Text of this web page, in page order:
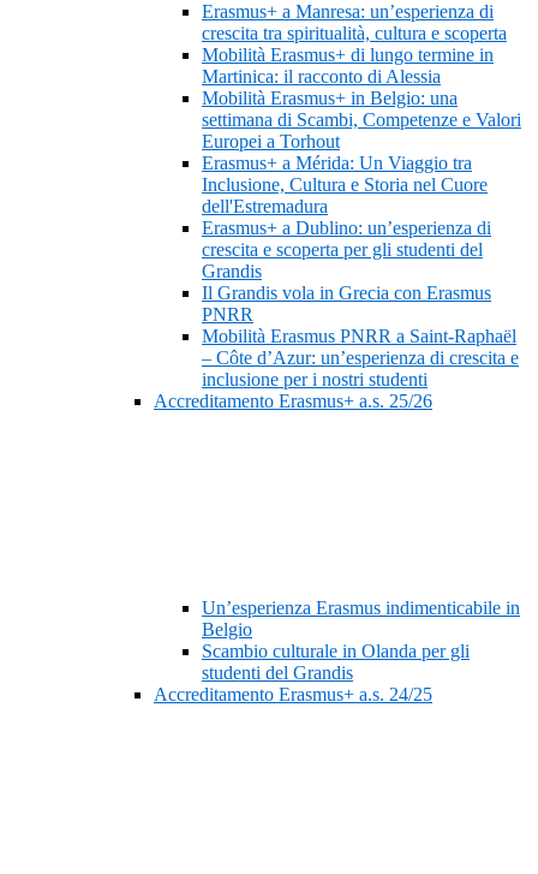
Erasmus+ a Manresa: un’esperienza di
crescita tra spiritualità, cultura e scoperta
Mobilità Erasmus+ di lungo termine in
Martinica: il racconto di Alessia
Mobilità Erasmus+ in Belgio: una
settimana di Scambi, Competenze e Valori
Europei a Torhout
Erasmus+ a Mérida: Un Viaggio tra
Inclusione, Cultura e Storia nel Cuore
dell'Estremadura
Erasmus+ a Dublino: un’esperienza di
crescita e scoperta per gli studenti del
Grandis
Il Grandis vola in Grecia con Erasmus
PNRR
Mobilità Erasmus PNRR a Saint-Raphaël
– Côte d’Azur: un’esperienza di crescita e
inclusione per i nostri studenti
Accreditamento Erasmus+ a.s. 25/26
Un’esperienza Erasmus indimenticabile in
Belgio
Scambio culturale in Olanda per gli
studenti del Grandis
Accreditamento Erasmus+ a.s. 24/25